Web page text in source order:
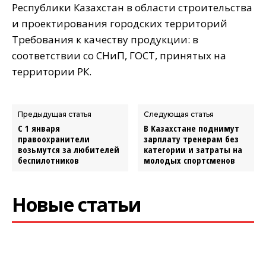
Республики Казахстан в области строительства
и проектирования городских территорий
Требования к качеству продукции: в
соответствии со СНиП, ГОСТ, принятых на
территории РК.
Предыдущая статья
С 1 января
правоохранители
возьмутся за любителей
беспилотников
Следующая статья
В Казахстане поднимут
зарплату тренерам без
категории и затраты на
молодых спортсменов
Новые статьи